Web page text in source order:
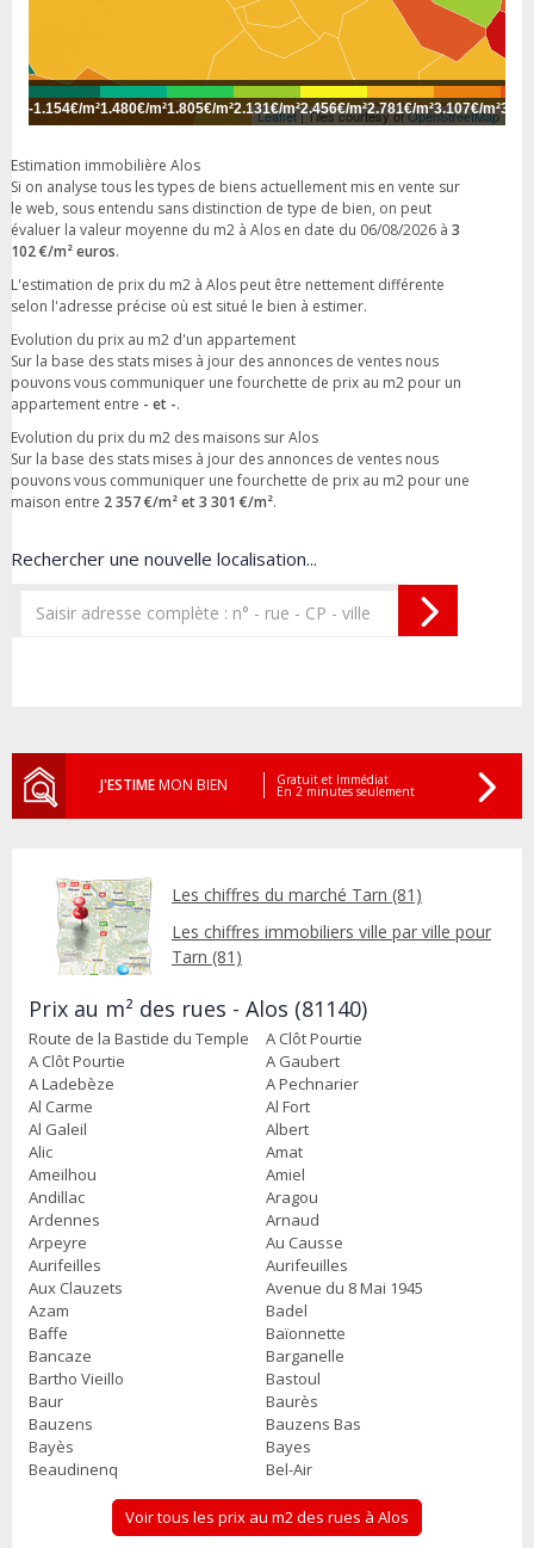
Leaflet| Tiles courtesy ofOpenStreetMap
-1.154€/m²1.480€/m²1.805€/m²2.131€/m²2.456€/m²2.781€/m²3.107€/m²
Estimation immobilière Alos
Si on analyse tous les types de biens actuellement mis en vente sur
le web, sous entendu sans distinction de type de bien, on peut
évaluer la valeur moyenne du m2 à Alos en date du 06/08/2026 à 3
102 €/m² euros.
L'estimation de prix du m2 à Alos peut être nettement différente
selon l'adresse précise où est situé le bien à estimer.
Evolution du prix au m2 d'un appartement
Sur la base des stats mises à jour des annonces de ventes nous
pouvons vous communiquer une fourchette de prix au m2 pour un
appartement entre - et -.
Evolution du prix du m2 des maisons sur Alos
Sur la base des stats mises à jour des annonces de ventes nous
pouvons vous communiquer une fourchette de prix au m2 pour une
maison entre 2 357 €/m² et 3 301 €/m².
Rechercher une nouvelle localisation...
J'ESTIMEMON BIEN Gratuit et Immédiat
En 2 minutes seulement
Les chiffres du marché Tarn (81)
Les chiffres immobiliers ville par ville pour
Tarn (81)
Prix au m² des rues - Alos (81140)
Route de la Bastide du Temple
A Clôt Pourtie
A Clôt Pourtie
A Gaubert
A Ladebèze
A Pechnarier
Al Carme
Al Fort
Al Galeil
Albert
Alic
Amat
Ameilhou
Amiel
Andillac
Aragou
Ardennes
Arnaud
Arpeyre
Au Causse
Aurifeilles
Aurifeuilles
Aux Clauzets
Avenue du 8 Mai 1945
Azam
Badel
Baffe
Baïonnette
Bancaze
Barganelle
Bartho Vieillo
Bastoul
Baur
Baurès
Bauzens
Bauzens Bas
Bayès
Bayes
Beaudinenq
Bel-Air
Voir tous les prix au m2 des rues à Alos